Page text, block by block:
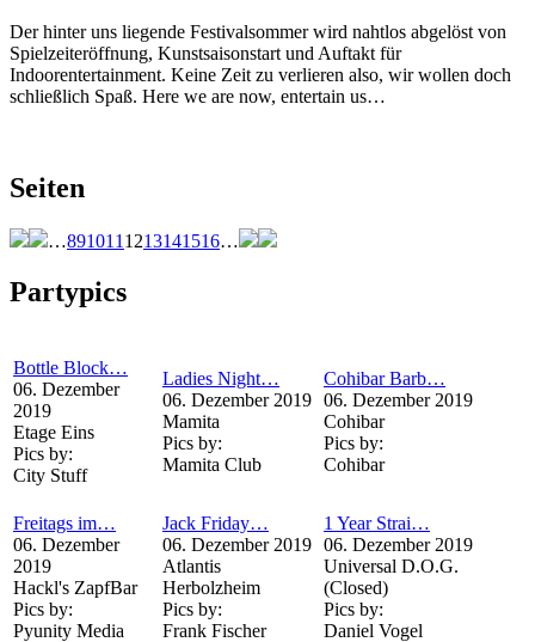
Der hinter uns liegende Festivalsommer wird nahtlos abgelöst von
Spielzeiteröffnung, Kunstsaisonstart und Auftakt für
Indoorentertainment. Keine Zeit zu verlieren also, wir wollen doch
schließlich Spaß. Here we are now, entertain us…
Seiten
…891011 1213141516…
Partypics
Bottle Block…
06. Dezember
2019
Etage Eins
Pics by:
City Stuff
Ladies Night…
06. Dezember 2019
Mamita
Pics by:
Mamita Club
Cohibar Barb…
06. Dezember 2019
Cohibar
Pics by:
Cohibar
Freitags im…
06. Dezember
2019
Hackl's ZapfBar
Pics by:
Pyunity Media
Jack Friday…
06. Dezember 2019
Atlantis
Herbolzheim
Pics by:
Frank Fischer
1 Year Strai…
06. Dezember 2019
Universal D.O.G.
(Closed)
Pics by:
Daniel Vogel